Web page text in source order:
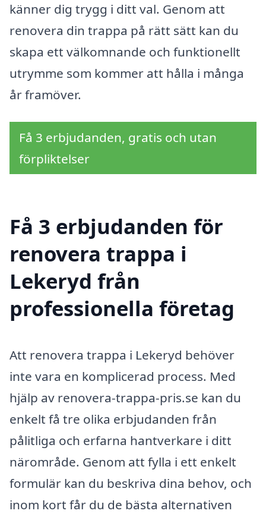
känner dig trygg i ditt val. Genom att
renovera din trappa på rätt sätt kan du
skapa ett välkomnande och funktionellt
utrymme som kommer att hålla i många
år framöver.
Få 3 erbjudanden, gratis och utan
förpliktelser
Få 3 erbjudanden för
renovera trappa i
Lekeryd från
professionella företag
Att renovera trappa i Lekeryd behöver
inte vara en komplicerad process. Med
hjälp av renovera-trappa-pris.se kan du
enkelt få tre olika erbjudanden från
pålitliga och erfarna hantverkare i ditt
närområde. Genom att fylla i ett enkelt
formulär kan du beskriva dina behov, och
inom kort får du de bästa alternativen